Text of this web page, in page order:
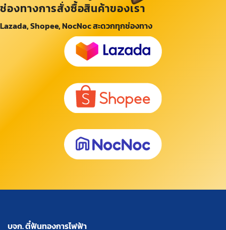
ช่องทางการสั่งซื้อสินค้าของเรา
Lazada, Shopee, NocNoc สะดวกทุกช่องทาง
บจก. ตี๋ฟันทองการไฟฟ้า